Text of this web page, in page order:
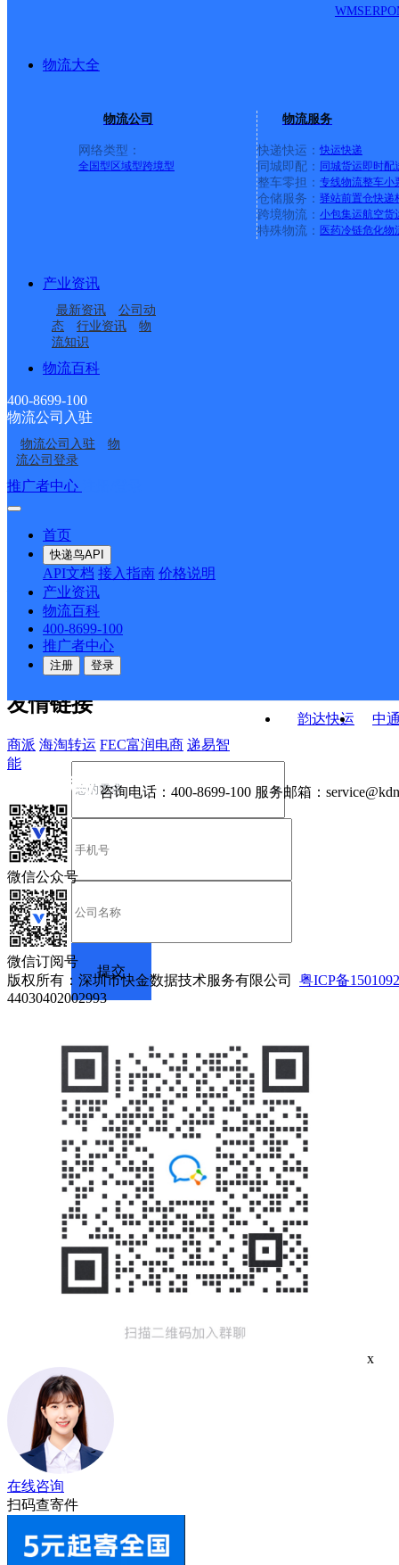
WMSERP
物流大全
物流公司
网络类型：
全国型 区域型跨境型
物流服务
快递快运： 快运快递
同城即配： 同城货运即时配
整车零担： 专线物流整车小
仓储服务： 驿站前置仓快递
跨境物流： 小包集运航空货
特殊物流： 医药冷链危化物
产业资讯
最新资讯
公司动
态
行业资讯
物
流知识
物流百科
400-8699-100
物流公司入驻
物流公司入驻
物
流公司登录
推广者中心
首页
快递鸟API
API文档 接入指南 价格说明
产业资讯
物流百科
400-8699-100
推广者中心
注册 登录
淮北相山区凤苑路营业
部
相山南路邮政所
东黎邮政所
渠沟邮政所
淮北相山网点
淮北
韵达快运
中
接口API
API接口 DEMO下载
关于我们
公司介绍 企业动态
合作伙伴 快递鸟接口服务协议
户隐私政策
友情链接
商派 海淘转运 FEC富润电商 递易智
能
咨询电话： 400-8699-100 服务邮箱：
微信公众号
微信订阅号
版权所有：深圳市快金数据技术服务有限公司 粤ICP备
44030402002993
x
在线咨询
扫码查寄件